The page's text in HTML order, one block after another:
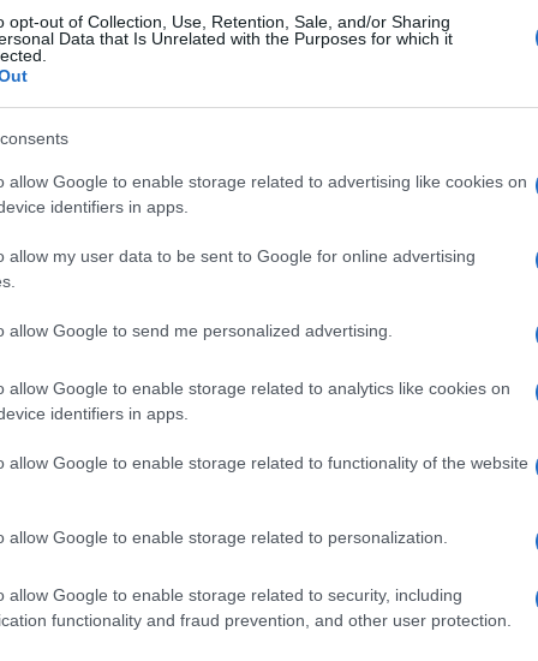
opt-out of Collection, Use, Retention, Sale, and/or Sharing
Data that Is Unrelated with the Purposes for which it
allow Google to enable storage related to advertising like cookies on
identifiers in apps.
allow my user data to be sent to Google for online advertising
allow Google to send me personalized advertising.
allow Google to enable storage related to analytics like cookies on
identifiers in apps.
allow Google to enable storage related to functionality of the website
allow Google to enable storage related to personalization.
allow Google to enable storage related to security, including
functionality and fraud prevention, and other user protection.
complessi che vengono eseguiti
per facilitare l’accesso alle migliori
la Neurochirurgia del Mater Olbia Hospital,
ha avviato una collaborazione
di Rovigo, finalizzata alla gestione
approfondire le più recenti strategie
ha organizzato un incontro scientifico
ore 10.00, presso la Sala Conferenze
e rivolto a medici, professionisti
approfondire le più moderne tecniche di
funzionale delle lesioni del sistema
necessario confermare a
nazionali?